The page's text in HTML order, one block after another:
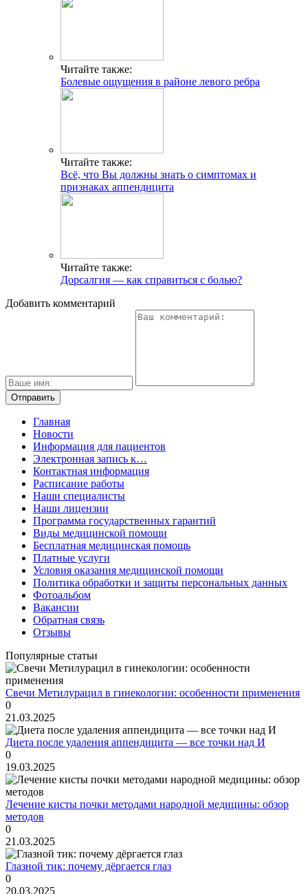
Читайте также:
Болевые ощущения в районе левого ребра
Читайте также:
Всё, что Вы должны знать о симптомах и
признаках аппендицита
Читайте также:
Дорсалгия — как справиться с болью?
Добавить комментарий
Главная
Новости
Информация для пациентов
Электронная запись к…
Контактная информация
Расписание работы
Наши специалисты
Наши лицензии
Программа государственных гарантий
Виды медицинской помощи
Бесплатная медицинская помощь
Платные услуги
Условия оказания медицинской помощи
Политика обработки и защиты персональных данных
Фотоальбом
Вакансии
Обратная связь
Отзывы
Популярные статьи
Свечи Метилурацил в гинекологии: особенности применения
0
21.03.2025
Диета после удаления аппендицита — все точки над И
0
19.03.2025
Лечение кисты почки методами народной медицины: обзор
методов
0
21.03.2025
Глазной тик: почему дёргается глаз
0
20.03.2025